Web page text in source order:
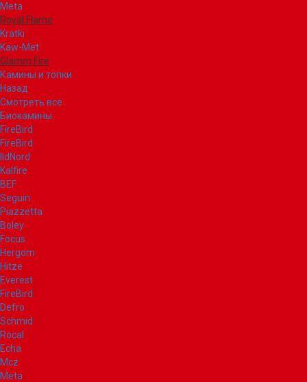
Meta
Royal Flame
Kratki
Kaw-Met
Glamm Fire
Камины и топки
Назад
Смотреть все
Биокамины
FireBird
FireBird
IldNord
Kalfire
BEF
Seguin
Piazzetta
Boley
Focus
Hergom
Hitze
Everest
FireBird
Defro
Schmid
Rocal
Echa
Mcz
Meta